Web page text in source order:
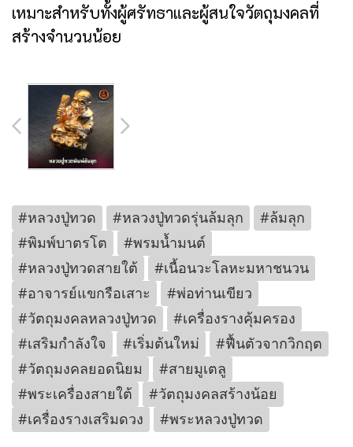
เหมาะสำหรับทั้งผู้ศรัทธาและผู้สนใจวัตถุมงคลที่
สร้างจำนวนน้อย
#หลวงปู่ทวด #หลวงปู่ทวดรุ่นล้มลุก
#ล้มลุก
#พิมพ์บาตรโต
#พรมน้ำมนต์
#หลวงปู่ทวดสายใต้
#เนื้อนวะโลหะมหาชนวน
#อาจารย์แขกรือเสาะ
#พ่อท่านเขียว
#วัตถุมงคลหลวงปู่ทวด
#เครื่องรางคุ้มครอง
#เสริมกำลังใจ
#เริ่มต้นใหม่
#ฟื้นตัวจากวิกฤต
#วัตถุมงคลยอดนิยม
#สายมูเตลู
#พระเครื่องสายใต้
#วัตถุมงคลสร้างน้อย
#เครื่องรางเสริมดวง
#พระหลวงปู่ทวด